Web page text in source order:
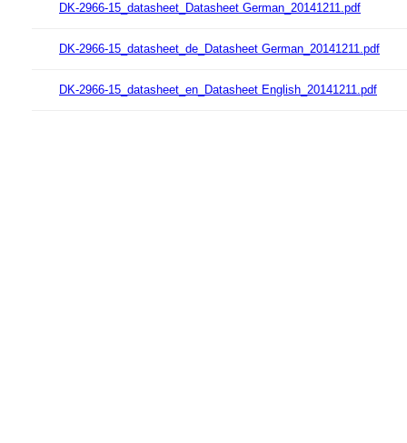
DK-2966-15_datasheet_Datasheet German_20141211.pdf
DK-2966-15_datasheet_de_Datasheet German_20141211.pdf
DK-2966-15_datasheet_en_Datasheet English_20141211.pdf